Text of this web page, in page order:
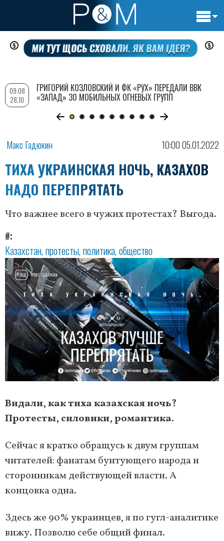
Перейти
содержанию
Макс Гадюкин 10:00 05.01.2022
ТИХА УКРАИНСКАЯ НОЧЬ, КАЗАХОВ
НАДО ПЕРЕПРЯТАТЬ
Что важнее всего в чужих протестах? Выгода.
#
Казахстан протесты политика общество
Видали, как тиха казахская ночь?
Протесты, силовики, романтика.
Сейчас я кратко обращусь к двум группам
читателей: фанатам бунтующего народа и
сторонникам действующей власти. А
концовка одна.
Здесь же 90% украинцев, я по гугл-аналитике
вижу. Позволю себе общий финал.
09:08
28.10
ГРИГОРИЙ КОЗЛОВСКИЙ И ФК «РУХ» ПЕРЕДАЛИ ВВК
«ЗАПАД» 30 МОБИЛЬНЫХ ОГНЕВЫХ ГРУПП